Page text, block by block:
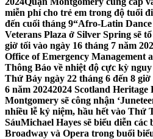
miễn phí cho trẻ em trong độ tuổi
đến cuối tháng 9“Afro-Latin
Veterans Plaza ở Silver Spring sẽ
giờ tối vào ngày 16 tháng 7 năm
Office of Emergency Management
Thông Báo về nhiệt độ cực kỳ
Thứ Bảy ngày 22 tháng 6 đến 8
6 năm 20242024 Scotland
Montgomery sẽ công nhận
nhiều lễ kỷ niệm, hầu hết vào Thứ
SáuMichael Hayes sẽ biểu diễn
Broadway và Opera trong buổi